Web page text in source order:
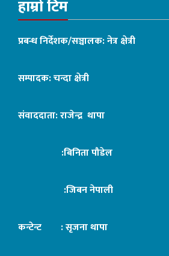
हाम्रो टिम
प्रबन्ध निर्देशक/सञ्चालक: नेत्र क्षेत्री
सम्पादक: चन्दा क्षेत्री
संवाददाता: राजेन्द्र थापा
:बिनिता पौडेल
:जिबन नेपाली
कन्टेन्ट : सृजना थापा